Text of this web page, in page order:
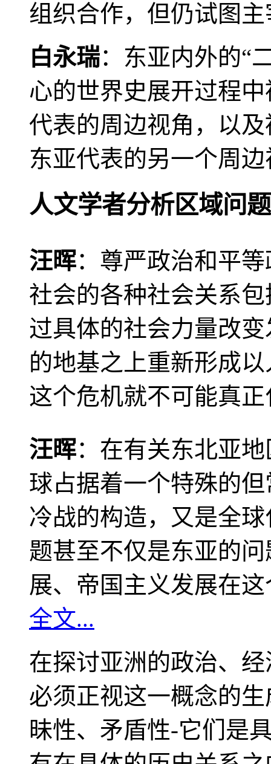
组织合作，但仍试图
白永瑞：东亚内外的“
心的世界史展开过程
代表的周边视角，以
东亚代表的另一个周
人文学者分析区域问题
汪晖：尊严政治和平
社会的各种社会关系
过具体的社会力量改
的地基之上重新形成
这个危机就不可能真
汪晖：在有关东北亚
球占据着一个特殊的
冷战的构造，又是全
题甚至不仅是东亚的
展、帝国主义发展在
全文...
在探讨亚洲的政治、
必须正视这一概念的
昧性、矛盾性-它们是